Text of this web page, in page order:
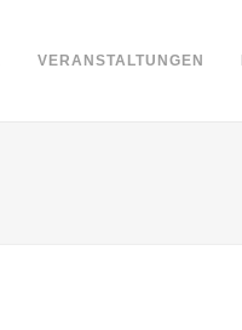
VERANSTALTUNGEN